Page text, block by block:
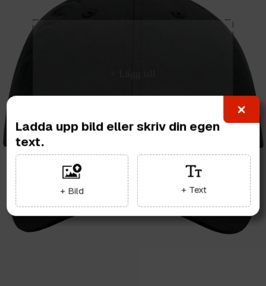
Ladda upp bild eller skriv din egen
text.
+ Bild + Text